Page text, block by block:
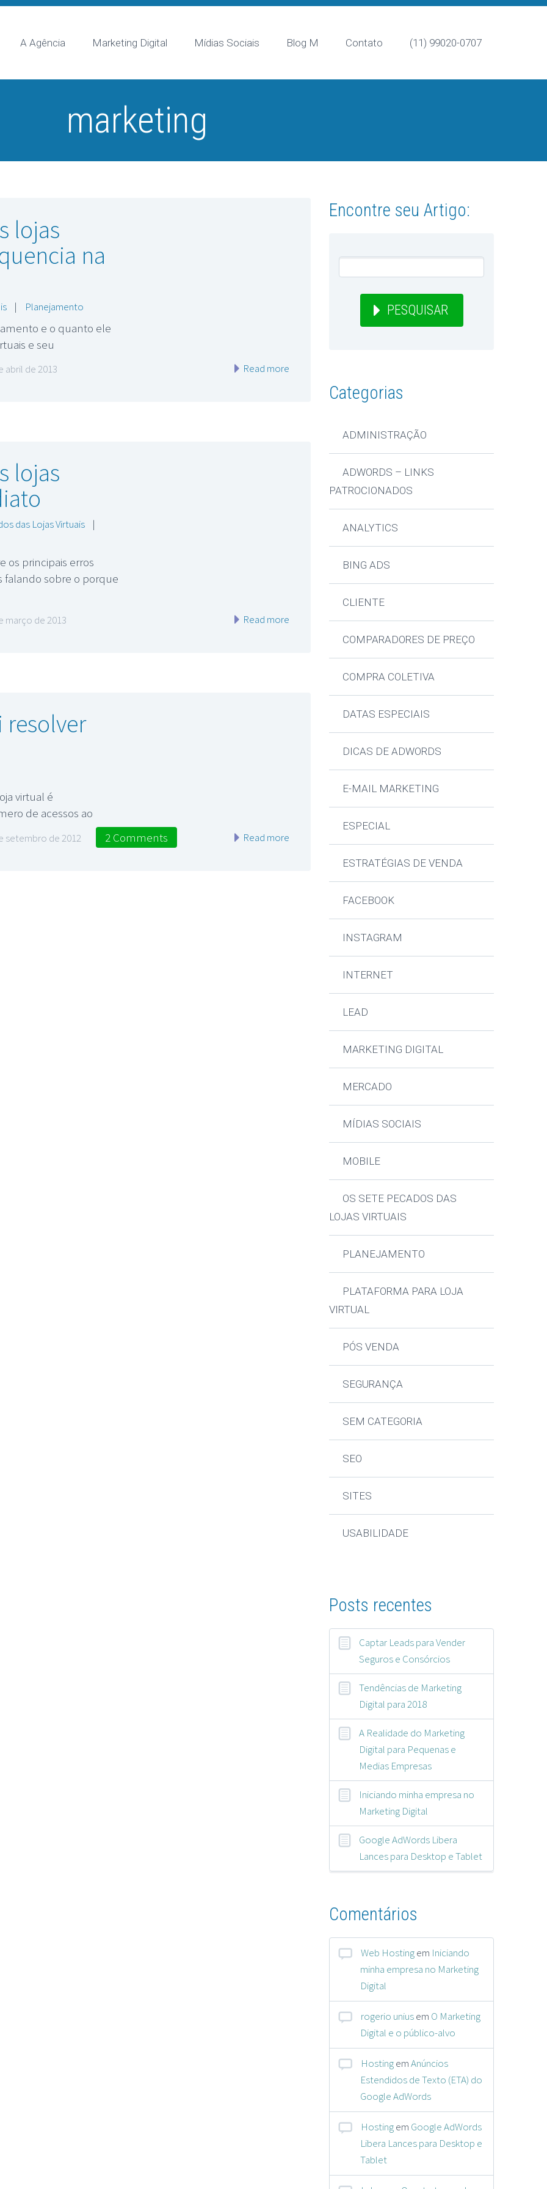
A Agência Marketing Digital Mídias Sociais Blog M Contato (11) 99020-0707
marketing
lojas
na
| Planejamento
e o quanto ele
e seu
abril de 2013 Read more
lojas
das Lojas Virtuais |
os principais erros
falando sobre o porque
março de 2013 Read more
resolver
virtual é
de acessos ao
setembro de 2012 2 Comments Read more
Encontre seu Artigo:
PESQUISAR
Categorias
ADMINISTRAÇÃO
ADWORDS – LINKS
PATROCIONADOS
ANALYTICS
BING ADS
CLIENTE
COMPARADORES DE PREÇO
COMPRA COLETIVA
DATAS ESPECIAIS
DICAS DE ADWORDS
E-MAIL MARKETING
ESPECIAL
ESTRATÉGIAS DE VENDA
FACEBOOK
INSTAGRAM
INTERNET
LEAD
MARKETING DIGITAL
MERCADO
MÍDIAS SOCIAIS
MOBILE
OS SETE PECADOS DAS
LOJAS VIRTUAIS
PLANEJAMENTO
PLATAFORMA PARA LOJA
VIRTUAL
PÓS VENDA
SEGURANÇA
SEM CATEGORIA
SEO
SITES
USABILIDADE
Posts recentes
Captar Leads para Vender
Seguros e Consórcios
Tendências de Marketing
Digital para 2018
A Realidade do Marketing
Digital para Pequenas e
Medias Empresas
Iniciando minha empresa no
Marketing Digital
Google AdWords Libera
Lances para Desktop e Tablet
Comentários
Web Hostingem Iniciando
minha empresa no Marketing
Digital
rogerio uniusem O Marketing
Digital e o público-alvo
HostingemAnúncios
Estendidos de Texto (ETA) do
Google AdWords
Hostingem Google AdWords
Libera Lances para Desktop e
Tablet